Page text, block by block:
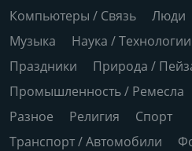
Компьютеры / Связь
Люди
Музыка
Наука / Технологии
Праздники
Природа /
Промышленность / Ремесла
Разное
Религия
Спорт
Транспорт / Автомобили